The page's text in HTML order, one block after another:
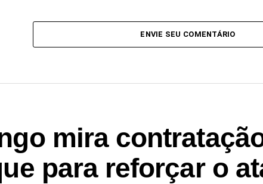
ENVIE SEU COMENTÁRIO
mira
para reforçar o